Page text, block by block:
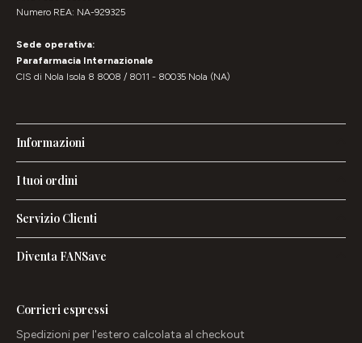
Numero REA: NA-929325
Sede operativa:
Parafarmacia Internazionale
CIS di Nola Isola 8 8008 / 8011 - 80035 Nola (NA)
Informazioni
I tuoi ordini
Servizio Clienti
Diventa FANSave
Corrieri espressi
Spedizioni per l'estero calcolata al checkout